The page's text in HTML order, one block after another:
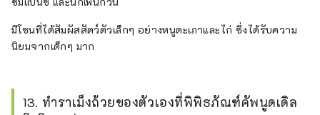
มีโซนที่ได้สัมผัสสัตว์ตัวเล็กๆ อย่างหนูตะเภาและไก่ ซึ่งได้รับความ
นิยมจากเด็กๆ มาก
13. ทำราเม็งถ้วยของตัวเองที่พิพิธภัณฑ์คัพนูดเดิล